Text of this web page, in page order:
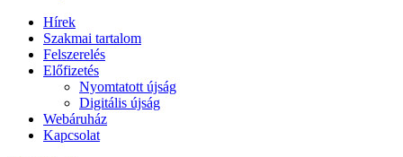
Hírek
Szakmai tartalom
Felszerelés
Előfizetés
Nyomtatott újság
Digitális újság
Webáruház
Kapcsolat